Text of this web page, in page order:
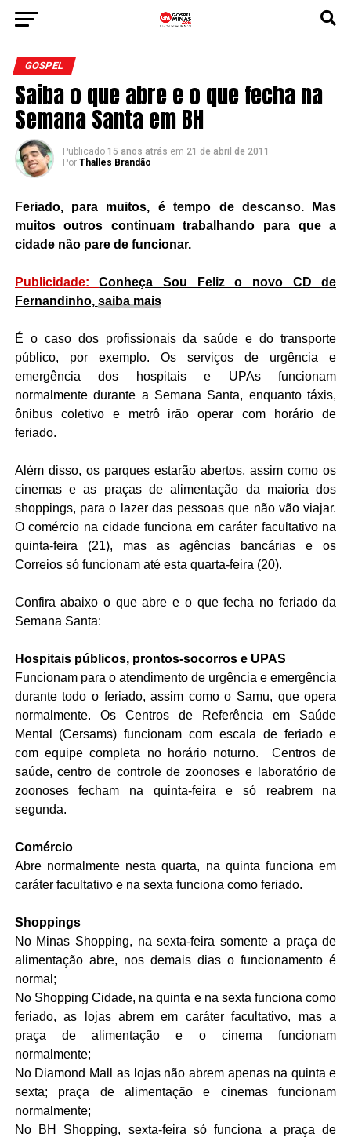
GOSPEL
Saiba o que abre e o que fecha na
Semana Santa em BH
Publicado 15 anos atrás em 21 de abril de 2011
Por Thalles Brandão
Feriado, para muitos, é tempo de descanso. Mas
muitos outros continuam trabalhando para que a
cidade não pare de funcionar.
Publicidade:Conheça Sou Feliz o novo CD de
Fernandinho, saiba mais
É o caso dos profissionais da saúde e do transporte
público, por exemplo. Os serviços de urgência e
emergência dos hospitais e UPAs funcionam
normalmente durante a Semana Santa, enquanto táxis,
ônibus coletivo e metrô irão operar com horário de
feriado.
Além disso, os parques estarão abertos, assim como os
cinemas e as praças de alimentação da maioria dos
shoppings, para o lazer das pessoas que não vão viajar.
O comércio na cidade funciona em caráter facultativo na
quinta-feira (21), mas as agências bancárias e os
Correios só funcionam até esta quarta-feira (20).
Confira abaixo o que abre e o que fecha no feriado da
Semana Santa:
Hospitais públicos, prontos-socorros e UPAS
Funcionam para o atendimento de urgência e emergência
durante todo o feriado, assim como o Samu, que opera
normalmente. Os Centros de Referência em Saúde
Mental (Cersams) funcionam com escala de feriado e
com equipe completa no horário noturno. Centros de
saúde, centro de controle de zoonoses e laboratório de
zoonoses fecham na quinta-feira e só reabrem na
segunda.
Comércio
Abre normalmente nesta quarta, na quinta funciona em
caráter facultativo e na sexta funciona como feriado.
Shoppings
No Minas Shopping, na sexta-feira somente a praça de
alimentação abre, nos demais dias o funcionamento é
normal;
No Shopping Cidade, na quinta e na sexta funciona como
feriado, as lojas abrem em caráter facultativo, mas a
praça de alimentação e o cinema funcionam
normalmente;
No Diamond Mall as lojas não abrem apenas na quinta e
sexta; praça de alimentação e cinemas funcionam
normalmente;
No BH Shopping, sexta-feira só funciona a praça de